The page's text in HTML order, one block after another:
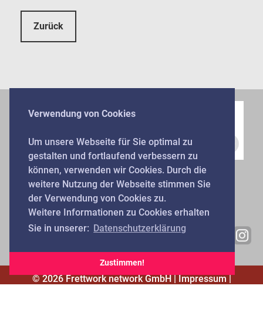
Verwendung von Cookies
Um unsere Webseite für Sie optimal zu
gestalten und fortlaufend verbessern zu
können, verwenden wir Cookies. Durch die
weitere Nutzung der Webseite stimmen Sie
der Verwendung von Cookies zu.
Weitere Informationen zu Cookies erhalten
Sie in unserer: Datenschutzerklärung
Zustimmen!
Zurück
REFERENZEN
© 2026 Frettwork network GmbH |Impressum|